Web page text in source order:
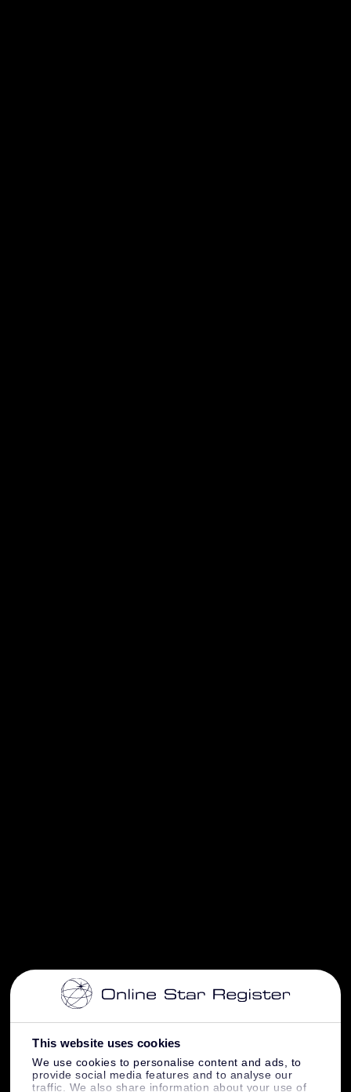
This website uses cookies
We use cookies to personalise content and ads, to
provide social media features and to analyse our
traffic. We also share information about your use of